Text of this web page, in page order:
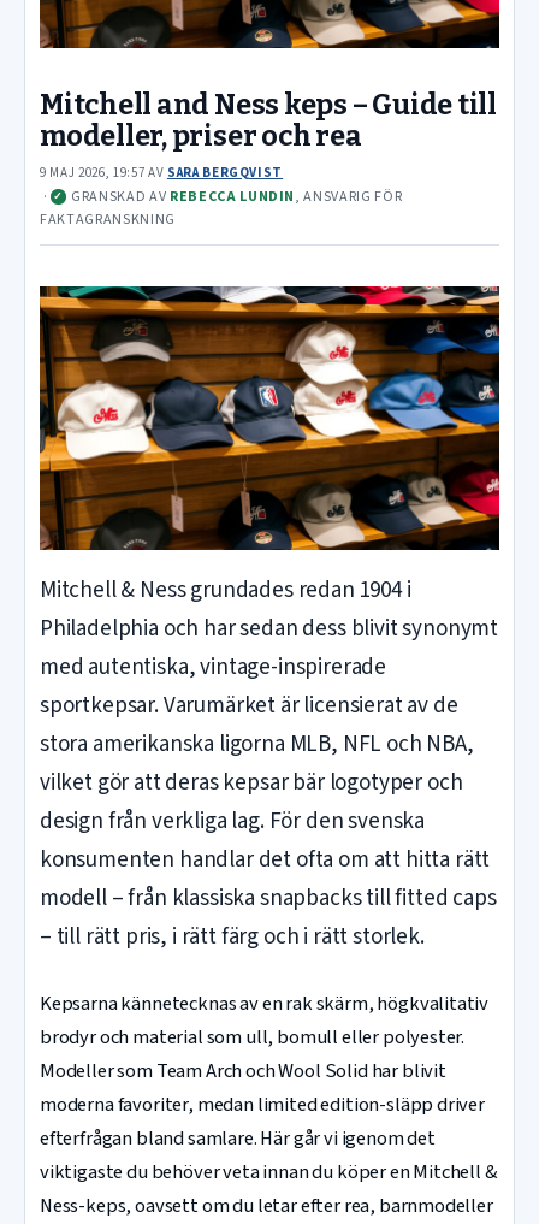
Mitchell and Ness keps – Guide till
modeller, priser och rea
9 MAJ 2026, 19:57 AV SARA BERGQVIST
· ✓ GRANSKAD AV REBECCA LUNDIN, ANSVARIG FÖR
FAKTAGRANSKNING
Mitchell & Ness grundades redan 1904 i
Philadelphia och har sedan dess blivit synonymt
med autentiska, vintage-inspirerade
sportkepsar. Varumärket är licensierat av de
stora amerikanska ligorna MLB, NFL och NBA,
vilket gör att deras kepsar bär logotyper och
design från verkliga lag. För den svenska
konsumenten handlar det ofta om att hitta rätt
modell – från klassiska snapbacks till fitted caps
– till rätt pris, i rätt färg och i rätt storlek.
Kepsarna kännetecknas av en rak skärm, högkvalitativ
brodyr och material som ull, bomull eller polyester.
Modeller som Team Arch och Wool Solid har blivit
moderna favoriter, medan limited edition-släpp driver
efterfrågan bland samlare. Här går vi igenom det
viktigaste du behöver veta innan du köper en Mitchell &
Ness-keps, oavsett om du letar efter rea, barnmodeller